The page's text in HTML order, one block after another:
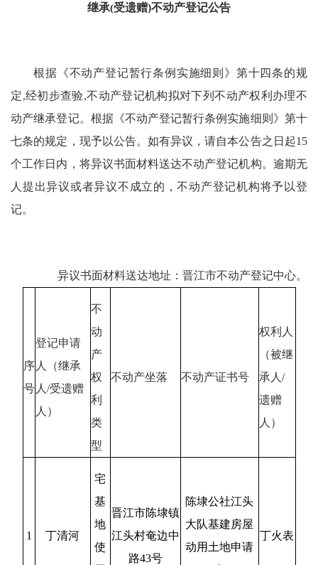
继承(受遗赠)不动产登记公告
根据《不动产登记暂行条例实施细则》第十四条的规
定,经初步查验,不动产登记机构拟对下列不动产权利办理不
动产继承登记。根据《不动产登记暂行条例实施细则》第十
七条的规定，现予以公告。如有异议，请自本公告之日起15
个工作日内，将异议书面材料送达不动产登记机构。逾期无
人提出异议或者异议不成立的，不动产登记机构将予以登
记。
异议书面材料送达地址：晋江市不动产登记中心。
序
号
登记申请
人（继承
人 /受遗赠
人）
不
动
产
权
利
类
型
不动产坐落 不动产证书号
权利人
（被继
承人 /
遗赠
人）
1 丁清河
宅
基
地
使
晋江市陈埭镇
江头村奄边中
路43号
陈埭公社江头
大队基建房屋
动用土地申请
丁火表